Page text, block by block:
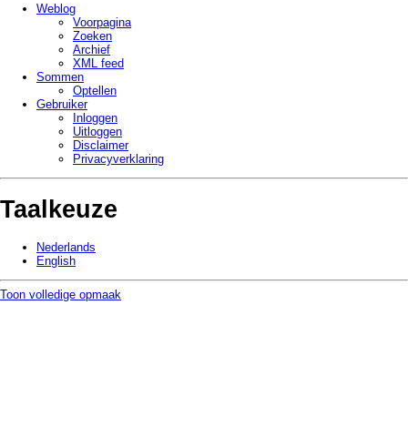
Weblog
Voorpagina
Zoeken
Archief
XML feed
Sommen
Optellen
Gebruiker
Inloggen
Uitloggen
Disclaimer
Privacy­verklaring
Taalkeuze
Nederlands
English
Toon volledige opmaak